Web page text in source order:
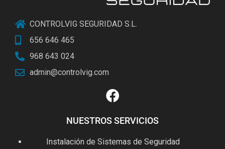
CONTROLVIG SEGURIDAD S.L.
656 646 465
968 643 024
admin@controlvig.com
NUESTROS SERVICIOS
Instalación de Sistemas de Seguridad